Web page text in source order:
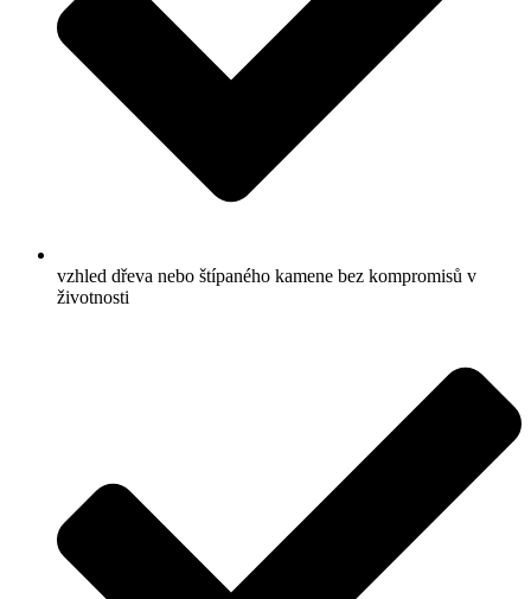
vzhled dřeva nebo štípaného kamene bez kompromisů v
životnosti